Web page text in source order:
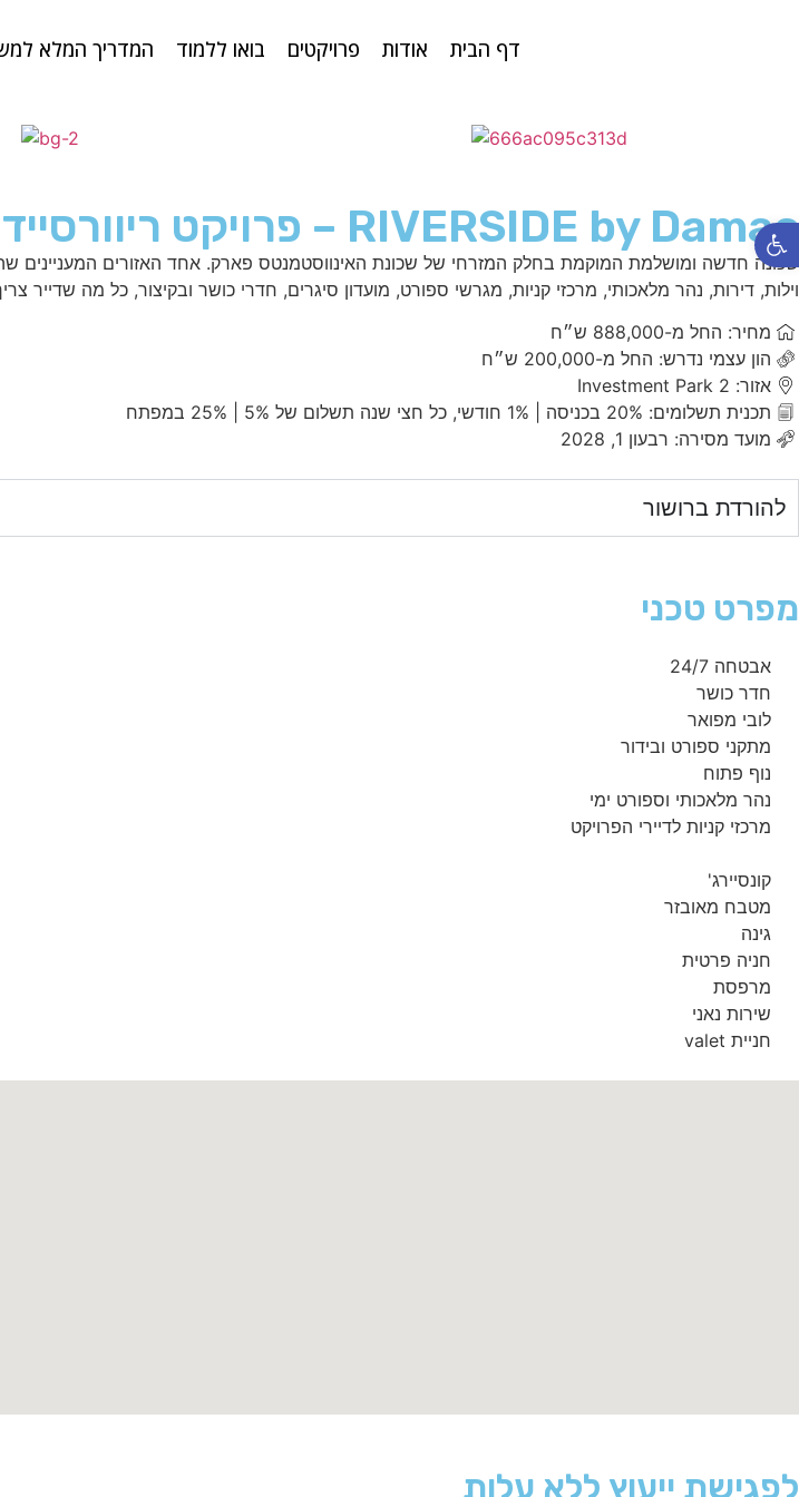
דף הבית אודות פרויקטים בואו ללמוד המדריך המלא
RIVERSIDE by Damac – פרויקט ריוורסייד של דאמאק
שכונה חדשה ומושלמת המוקמת בחלק המזרחי של שכונת האינווסטמנטס פארק. אחד האזורים המעניינים
וילות, דירות, נהר מלאכותי, מרכזי קניות, מגרשי ספורט, מועדון סיגרים, חדרי כושר ובקיצור, כל מה שדייר צריך כדי לא לעזוב את
מחיר: החל מ-888,000 ש״ח
הון עצמי נדרש: החל מ-200,000 ש״ח
אזור: Investment Park 2
תכנית תשלומים: 20% בכניסה | 1% חודשי, כל חצי שנה תשלום של 5% | 25% במפתח
מועד מסירה: רבעון 1, 2028
להורדת ברושור
מפרט טכני
אבטחה 24/7
חדר כושר
לובי מפואר
מתקני ספורט ובידור
נוף פתוח
נהר מלאכותי וספורט ימי
מרכזי קניות לדיירי הפרויקט
קונסיירג'
מטבח מאובזר
גינה
חניה פרטית
מרפסת
שירות נאני
חניית valet
לפגישת ייעוץ ללא עלות
פתח סרגל נגישות